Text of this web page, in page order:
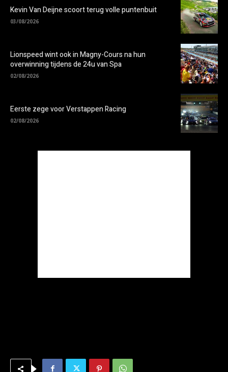
Kevin Van Deijne scoort terug volle puntenbuit
03/08/2026
Lionspeed wint ook in Magny-Cours na hun
overwinning tijdens de 24u van Spa
02/08/2026
Eerste zege voor Verstappen Racing
02/08/2026